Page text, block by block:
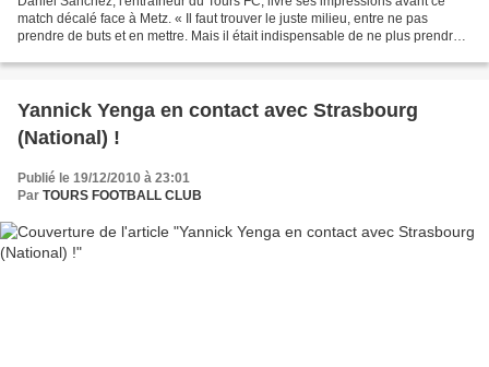
match décalé face à Metz. « Il faut trouver le juste milieu, entre ne pas
prendre de buts et en mettre. Mais il était indispensable de ne plus prendre
Yannick Yenga en contact avec Strasbourg
(National) !
Publié le 19/12/2010 à 23:01
Par TOURS FOOTBALL CLUB